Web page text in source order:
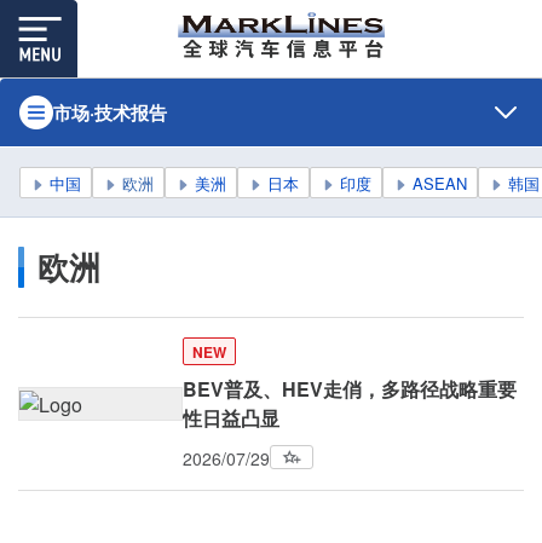
市场·技术报告
中国 欧洲 美洲 日本 印度 ASEAN 韩国
欧洲
NEW
BEV普及、HEV走俏，多路径战略重要
性日益凸显
2026/07/29